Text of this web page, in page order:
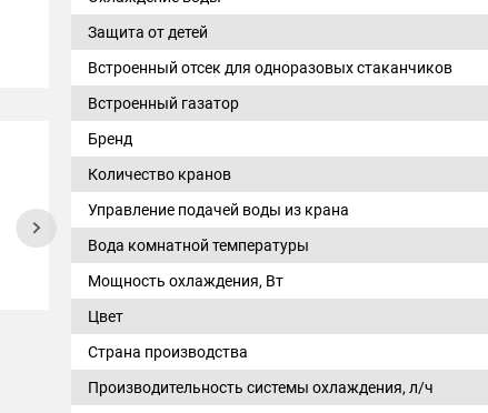
Защита от детей
Встроенный отсек для одноразовых стаканчиков
Встроенный газатор
Бренд
Количество кранов
Управление подачей воды из крана
Вода комнатной температуры
Мощность охлаждения, Вт
Цвет
Страна производства
Производительность системы охлаждения, л/ч